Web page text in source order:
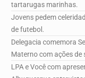
tartarugas marinhas.
Jovens pedem
de futebol.
Delegacia comemora
Materno com ações de
LPA e Você com